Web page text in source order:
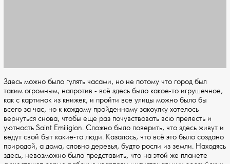
Здесь можно было гулять часами, но не потому что город был
таким огромным, напротив - всё здесь было какое-то игрушечное,
как с картинок из книжек, и пройти все улицы можно было бы
всего за час, но к каждому пройденному закоулку хотелось
вернуться снова, чтобы еще раз почувствовать всю прелесть и
уютность Saint Emiligion. Сложно было поверить, что здесь живут и
ведут свой быт какие-то люди. Казалось, что всё это было создано
природой, а дома, словно деревья, будто росли из земли. Находясь
здесь, невозможно было представить, что на этой же планете